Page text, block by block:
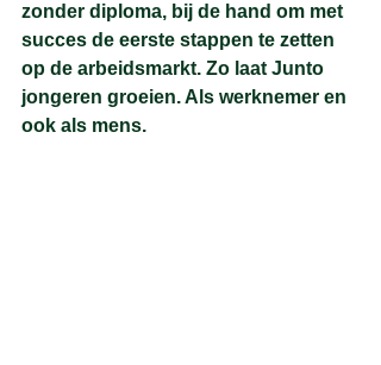
zonder diploma, bij de hand om met
succes de eerste stappen te zetten
op de arbeidsmarkt. Zo laat Junto
jongeren groeien. Als werknemer en
ook als mens.